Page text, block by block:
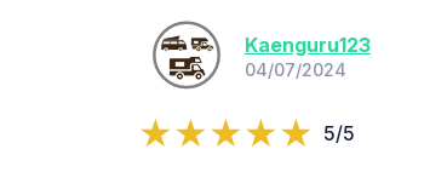
Kaenguru123
04/07/2024
5/5